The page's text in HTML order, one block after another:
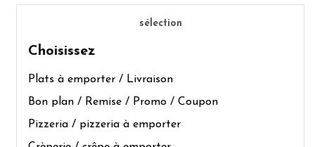
sélection
Choisissez
Plats à emporter / Livraison
Bon plan / Remise / Promo / Coupon
Pizzeria / pizzeria à emporter